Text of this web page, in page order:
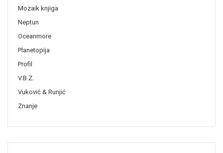
Mozaik knjiga
Neptun
Oceanmore
Planetopija
Profil
V.B.Z.
Vuković & Runjić
Znanje